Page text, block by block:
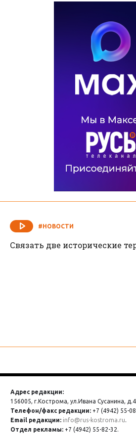
#НОВОСТИ
Связать две исторические
Адрес редакции:
156005, г.Кострома, ул.Ивана Сусанина,
Телефон/факс редакции: +7 (4942) 55-
Email редакции: info@rus-kostroma.ru.
Отдел рекламы: +7 (4942) 55-82-32.